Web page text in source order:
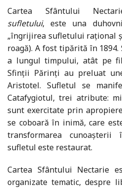
Cartea Sfântului
sufletului, este una
„îngrijirea sufletului raţional
roagă). A fost tipărită în
a lungul timpului, atât pe
Sfinţii Părinţi au preluat
Aristotel. Sufletul se
Catafygiotul, trei atribute:
sunt exercitate prin
se coboară în inimă, care
transformarea
sufletul este restaurat.
Cartea Sfântului Nectarie
organizate tematic, despre